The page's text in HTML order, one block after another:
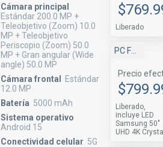
Cámara principal
Estándar 200.0 MP +
Teleobjetivo (Zoom) 10.0
MP + Teleobjetivo
Periscopio (Zoom) 50.0
MP + Gran angular (Wide
angle) 50.0 MP
Cámara frontal
Estándar
12.0 MP
Batería 5000 mAh
Sistema operativo
Android 15
Conectividad celular 5G
Liberado
Precio
Liberado,
incluye LED
Samsung 50"
UHD 4K